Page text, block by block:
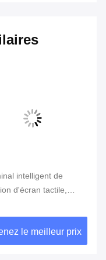
intelligent de
d'écran tactile,
d'empreintes
le meilleur prix